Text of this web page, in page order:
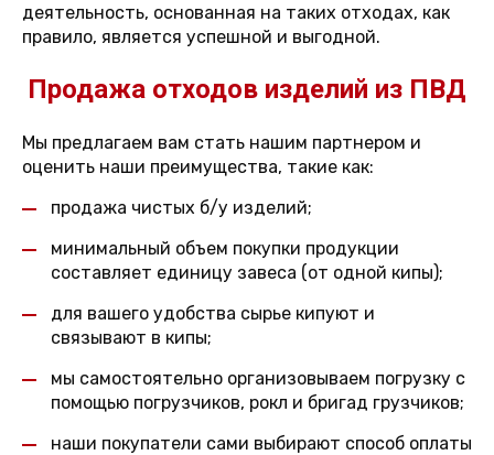
деятельность, основанная на таких отходах, как
правило, является успешной и выгодной.
Продажа отходов изделий из ПВД
Мы предлагаем вам стать нашим партнером и
оценить наши преимущества, такие как:
продажа чистых б/у изделий;
минимальный объем покупки продукции
составляет единицу завеса (от одной кипы);
для вашего удобства сырье кипуют и
связывают в кипы;
мы самостоятельно организовываем погрузку с
помощью погрузчиков, рокл и бригад грузчиков;
наши покупатели сами выбирают способ оплаты